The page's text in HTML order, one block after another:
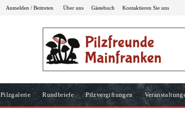
Anmelden / Beitreten Über uns Gästebuch Kontaktieren Sie uns
Pilzgalerie Rundbriefe Pilzvergiftungen